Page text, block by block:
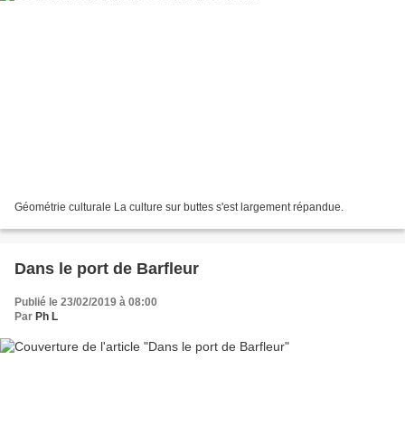
Géométrie culturale La culture sur buttes s'est largement répandue.
Dans le port de Barfleur
Publié le 23/02/2019 à 08:00
Par Ph L